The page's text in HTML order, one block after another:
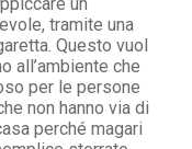
tramite una
Questo vuol
all’ambiente che
per le persone
non hanno via di
perché magari